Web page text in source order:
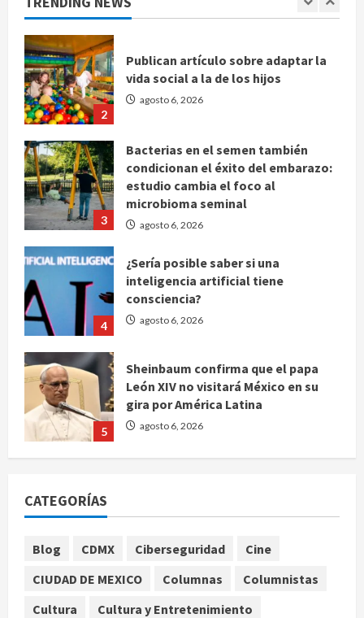
1
2
Publican artículo sobre adaptar la
vida social a la de los hijos
agosto 6, 2026
3
Bacterias en el semen también
condicionan el éxito del embarazo:
estudio cambia el foco al
microbioma seminal
agosto 6, 2026
4
¿Sería posible saber si una
inteligencia artificial tiene
consciencia?
agosto 6, 2026
5
Sheinbaum confirma que el papa
León XIV no visitará México en su
gira por América Latina
agosto 6, 2026
Publican artículo sobre adaptar la
vida social a la de los hijos
CATEGORÍAS
Blog CDMX Ciberseguridad
Cine
CIUDAD DE MEXICO
Columnas
Columnistas
Cultura
Cultura y Entretenimiento